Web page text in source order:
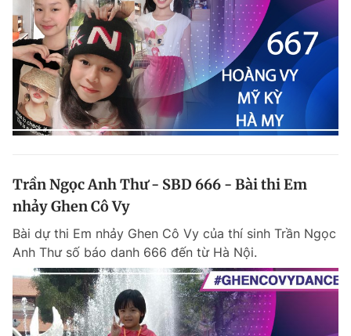
Trần Ngọc Anh Thư - SBD 666 - Bài thi Em
nhảy Ghen Cô Vy
Bài dự thi Em nhảy Ghen Cô Vy của thí sinh Trần Ngọc
Anh Thư số báo danh 666 đến từ Hà Nội.